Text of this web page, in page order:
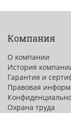
Компания
О компании
История
Гарантия и
Правовая
Охрана труда